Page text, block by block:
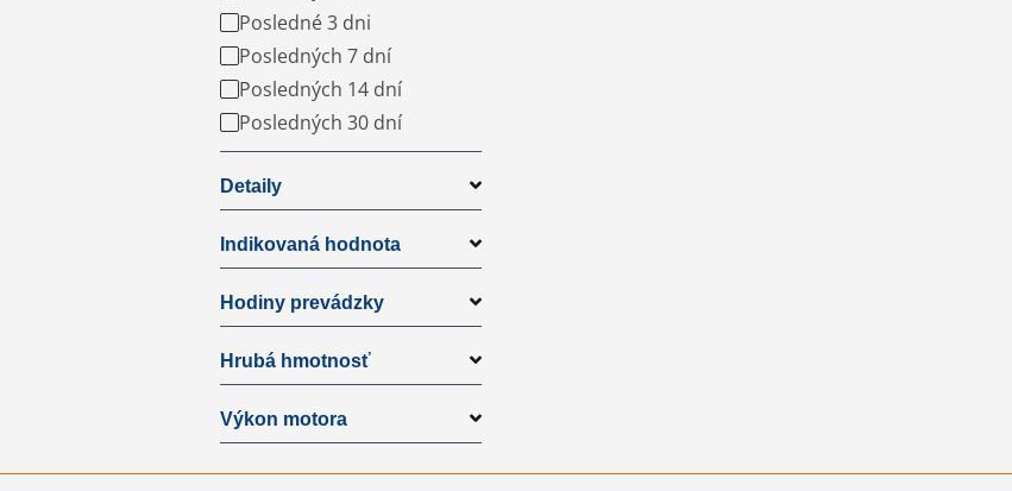
Posledné 3 dni
Posledných 7 dní
Posledných 14 dní
Posledných 30 dní
Detaily
Indikovaná hodnota
Hodiny prevádzky
Hrubá hmotnosť
Výkon motora